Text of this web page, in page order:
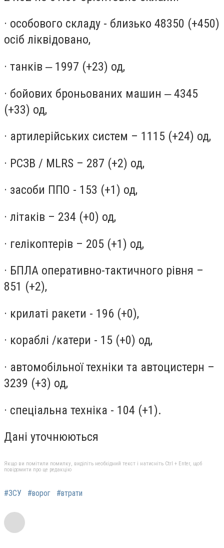
· особового складу - близько 48350 (+450)
осіб ліквідовано,
· танків ‒ 1997 (+23) од,
· бойових броньованих машин ‒ 4345
(+33) од,
· артилерійських систем – 1115 (+24) од,
· РСЗВ / MLRS – 287 (+2) од,
· засоби ППО - 153 (+1) од,
· літаків – 234 (+0) од,
· гелікоптерів – 205 (+1) од,
· БПЛА оперативно-тактичного рівня –
851 (+2),
· крилаті ракети - 196 (+0),
· кораблі /катери - 15 (+0) од,
· автомобільної техніки та автоцистерн –
3239 (+3) од,
· спеціальна техніка - 104 (+1).
Дані уточнюються
Якщо ви помітили помилку, виділіть необхідний текст і натисніть Ctrl + Enter, щоб
повідомити про це редакцію
#ЗСУ #ворог #втрати